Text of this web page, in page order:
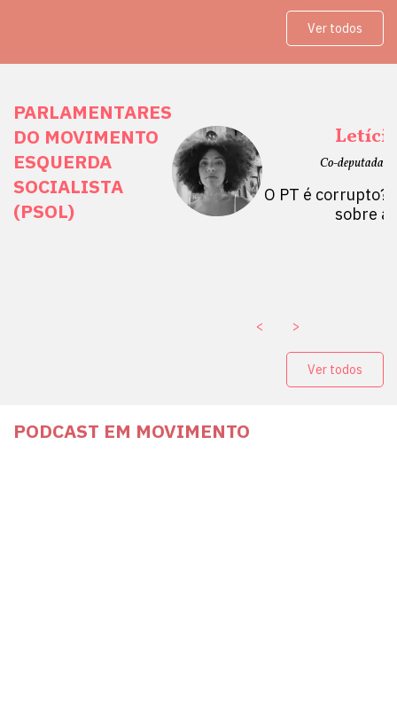
Ver todos
PARLAMENTARES
DO MOVIMENTO
ESQUERDA
SOCIALISTA
(PSOL)
Direitos
do Sul, SP)
Mulheres por +
Público abre
Co-deputada
O PT é corrupto?
sobre a
< >
Ver todos
PODCAST EM MOVIMENTO